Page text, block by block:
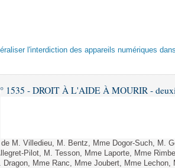
l'interdiction des appareils numériques
1535 - DROIT À L'AIDE À MOURIR -
M. Villedieu, M. Bentz, Mme Dogor-Such, M.
Pilot, M. Tesson, Mme Laporte, Mme
Dragon, Mme Ranc, Mme Joubert, Mme